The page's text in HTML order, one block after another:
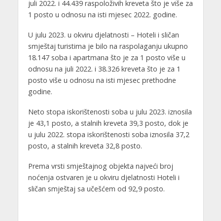
juli 2022. i 44.439 raspoloživih kreveta što je više za
1 posto u odnosu na isti mjesec 2022. godine.
U julu 2023. u okviru djelatnosti – Hoteli i sličan
smještaj turistima je bilo na raspolaganju ukupno
18.147 soba i apartmana što je za 1 posto više u
odnosu na juli 2022. i 38.326 kreveta što je za 1
posto više u odnosu na isti mjesec prethodne
godine.
Neto stopa iskorištenosti soba u julu 2023. iznosila
je 43,1 posto, a stalnih kreveta 39,3 posto, dok je
u julu 2022. stopa iskorištenosti soba iznosila 37,2
posto, a stalnih kreveta 32,8 posto.
Prema vrsti smještajnog objekta najveći broj
noćenja ostvaren je u okviru djelatnosti Hoteli i
sličan smještaj sa učešćem od 92,9 posto.